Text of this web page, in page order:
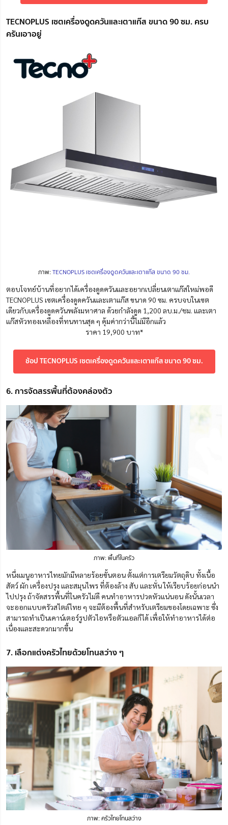
TECNOPLUS เซตเครื่องดูดควันและเตาแก๊ส ขนาด 90 ซม. ครบ
ครันเอาอยู่
ภาพ:TECNOPLUS เซตเครื่องดูดควันและเตาแก๊ส ขนาด 90 ซม.
ตอบโจทย์บ้านที่อยากได้เครื่องดูดควันและอยากเปลี่ยนเตาแก๊สใหม่พอดี
TECNOPLUS เซตเครื่องดูดควันและเตาแก๊ส ขนาด 90 ซม. ครบจบในเซต
เดียวกับเครื่องดูดควันพลังมหาศาล ด้วยกำลังดูด 1,200 ลบ.ม./ชม. และเตา
แก๊สหัวทองเหลืองที่ทนทานสุด ๆ คุ้มค่ากว่านี้ไม่มีอีกแล้ว
ราคา 19,900 บาท*
ช้อป TECNOPLUS เซตเครื่องดูดควันและเตาแก๊ส ขนาด 90 ซม.
6. การจัดสรรพื้นที่ต้องคล่องตัว
ภาพ: พื้นที่ในครัว
หนึ่งเมนูอาหารไทยมักมีหลายร้อยขั้นตอน ตั้งแต่การเตรียมวัตถุดิบ ทั้งเนื้อ
สัตว์ ผัก เครื่องปรุง และสมุนไพร ที่ต้องล้าง สับ และหั่น ให้เรียบร้อยก่อนนำ
ไปปรุง ถ้าจัดสรรพื้นที่ในครัวไม่ดี คนทำอาหารปวดหัวแน่นอน ดังนั้นเวลา
จะออกแบบครัวสไตล์ไทย ๆ จะมีต้องพื้นที่สำหรับเตรียมของโดยเฉพาะ ซึ่ง
สามารถทำเป็นเคาน์เตอร์รูปตัวไอหรือตัวแอลก็ได้ เพื่อให้ทำอาหารได้ต่อ
เนื่องและสะดวกมากขึ้น
7. เลือกแต่งครัวไทยด้วยโทนสว่าง ๆ
ภาพ: ครัวไทยโทนสว่าง